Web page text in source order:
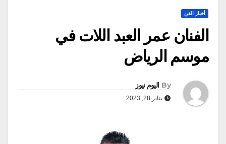
أخبار الفن
الفنان عمر العبد اللات في
موسم الرياض
By اليوم نيوز
يناير 28, 2023